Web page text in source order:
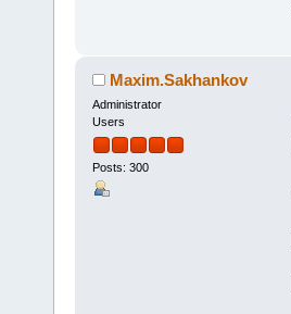
Maxim.Sakhankov
Administrator
Users
Posts: 300